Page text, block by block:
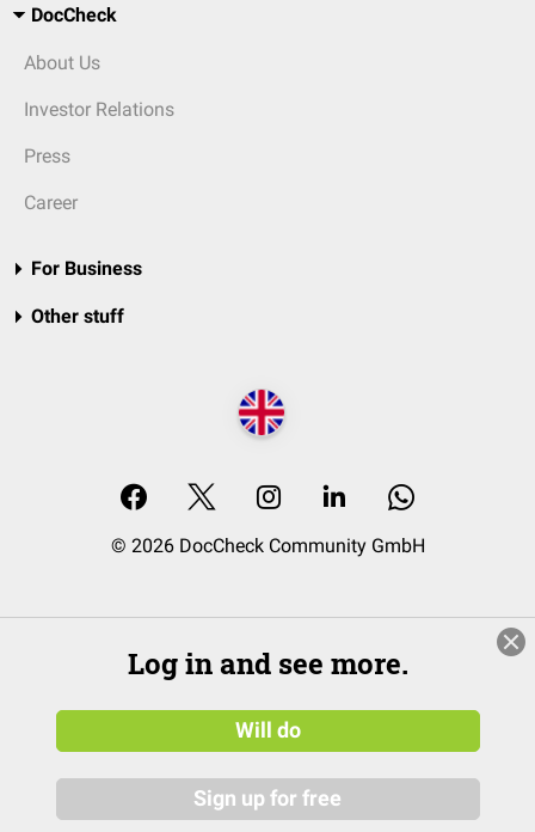
DocCheck
About Us
Investor Relations
Press
Career
For Business
Other stuff
© 2026 DocCheck Community GmbH
Log in and see more.
Will do
Sign up for free